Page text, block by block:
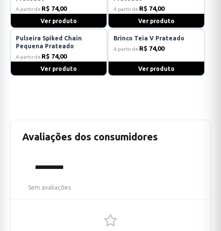
A partir de R$ 74,00
Ver produto
A partir de R$ 74,00
Ver produto
Pulseira Spiked Chain
Pequena Prateado
A partir de R$ 74,00
Ver produto
Brinco Teia V Prateado
A partir de R$ 74,00
Ver produto
Avaliações dos consumidores
—
Sem avaliações